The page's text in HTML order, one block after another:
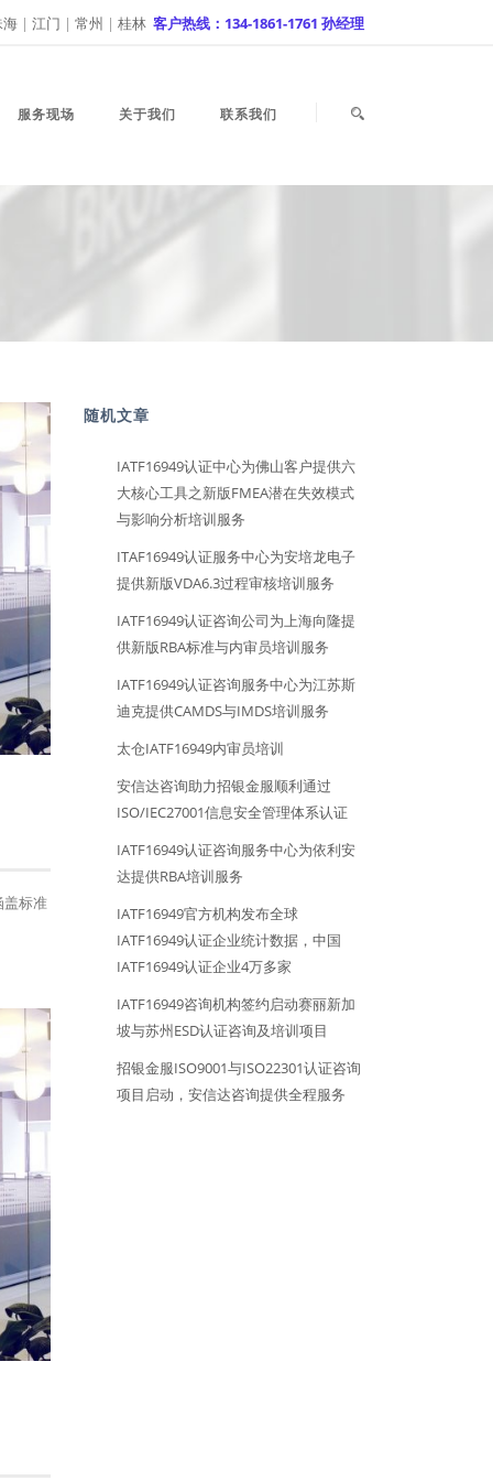
海 | 江门 | 常州 | 桂林 客户热线：134-1861-1761 孙经理
服务现场 关于我们 联系我们
盖标准
随机文章
IATF16949认证中心为佛山客户提供六
大核心工具之新版FMEA潜在失效模式
与影响分析培训服务
ITAF16949认证服务中心为安培龙电子
提供新版VDA6.3过程审核培训服务
IATF16949认证咨询公司为上海向隆提
供新版RBA标准与内审员培训服务
IATF16949认证咨询服务中心为江苏斯
迪克提供CAMDS与IMDS培训服务
太仓IATF16949内审员培训
安信达咨询助力招银金服顺利通过
ISO/IEC27001信息安全管理体系认证
IATF16949认证咨询服务中心为依利安
达提供RBA培训服务
IATF16949官方机构发布全球
IATF16949认证企业统计数据，中国
IATF16949认证企业4万多家
IATF16949咨询机构签约启动赛丽新加
坡与苏州ESD认证咨询及培训项目
招银金服ISO9001与ISO22301认证咨询
项目启动，安信达咨询提供全程服务